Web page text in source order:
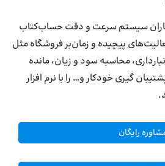
سیستم سرعت و دقت حساب‌کتاب
پیچیده و زمان‌بر فروشگاه مثل
محاسبه سود و زیان، مانده
گیری خودکار و… را با نرم افزار
رایگان